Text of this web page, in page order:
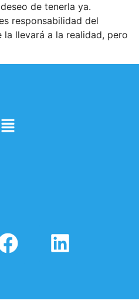
de tenerla ya.
responsabilidad del
llevará a la realidad, pero